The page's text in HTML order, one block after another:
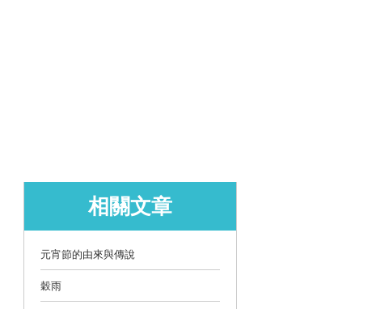
相關文章
元宵節的由來與傳說
穀雨